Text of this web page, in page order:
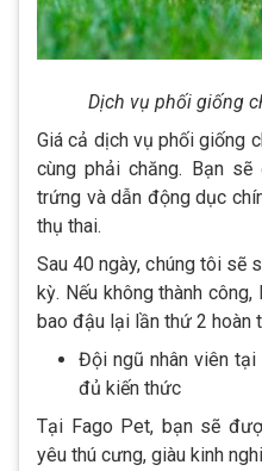
Dịch vụ phối giống
Giá cả dịch vụ phối giống
cùng phải chăng. Bạn
trứng và dẫn động dục
thụ thai.
Sau 40 ngày, chúng tôi sẽ
kỳ. Nếu không thành
bao đậu lại lần thứ 2 hoàn
Đội ngũ nhân viên
đủ kiến thức
Tại Fago Pet, bạn sẽ
yêu thú cưng, giàu kinh